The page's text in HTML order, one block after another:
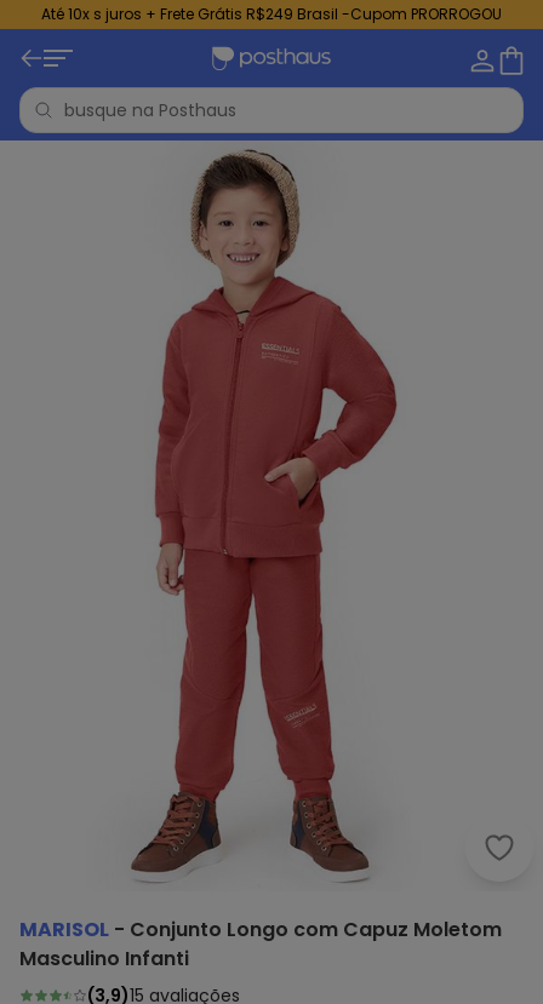
Até 10x s juros + Frete Grátis R$249 Brasil -Cupom PRORROGOU
MARISOL - Conjunto Longo com Capuz Moletom
Masculino Infanti
(3,9)15 avaliações